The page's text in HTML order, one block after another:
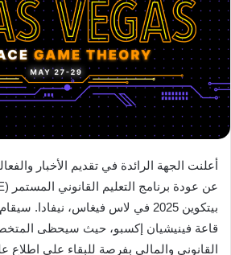
أعلنت الجهة الرائدة في تقديم الأخبار
قاعة فينيشيان إكسبو، حيث سيحظى
القانوني والمالي بفرصة للبقاء على اطلاع